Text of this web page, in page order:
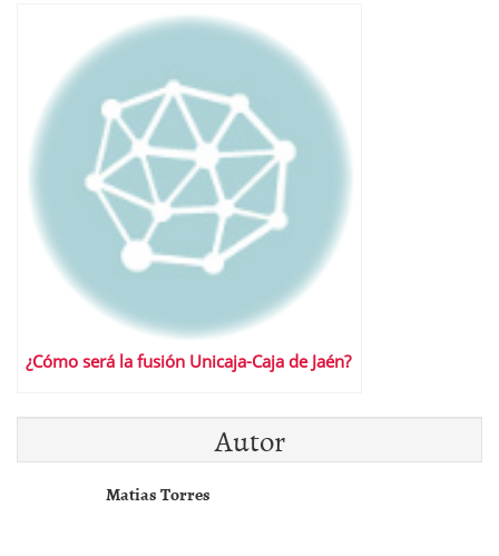
¿Cómo será la fusión Unicaja-Caja de Jaén?
Autor
Matias Torres